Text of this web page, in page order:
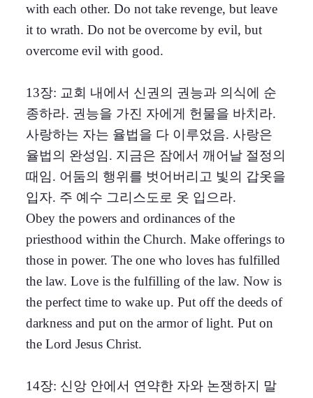
with each other. Do not take revenge, but leave
it to wrath. Do not be overcome by evil, but
overcome evil with good.
13장: 교회 내에서 신권의 권능과 의식에 순
종하라. 권능을 가진 자에게 헌물을 바치라.
사랑하는 자는 율법을 다 이루었음. 사랑은
율법의 완성임. 지금은 잠에서 깨어날 절정의
때임. 어둠의 행위를 벗어버리고 빛의 갑옷을
입자. 주 예수 그리스도로 옷 입으라.
Obey the powers and ordinances of the
priesthood within the Church. Make offerings to
those in power. The one who loves has fulfilled
the law. Love is the fulfilling of the law. Now is
the perfect time to wake up. Put off the deeds of
darkness and put on the armor of light. Put on
the Lord Jesus Christ.
14장: 신앙 안에서 연약한 자와 논쟁하지 말